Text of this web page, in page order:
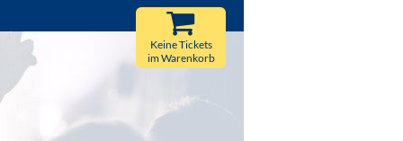
Keine Tickets
im Warenkorb